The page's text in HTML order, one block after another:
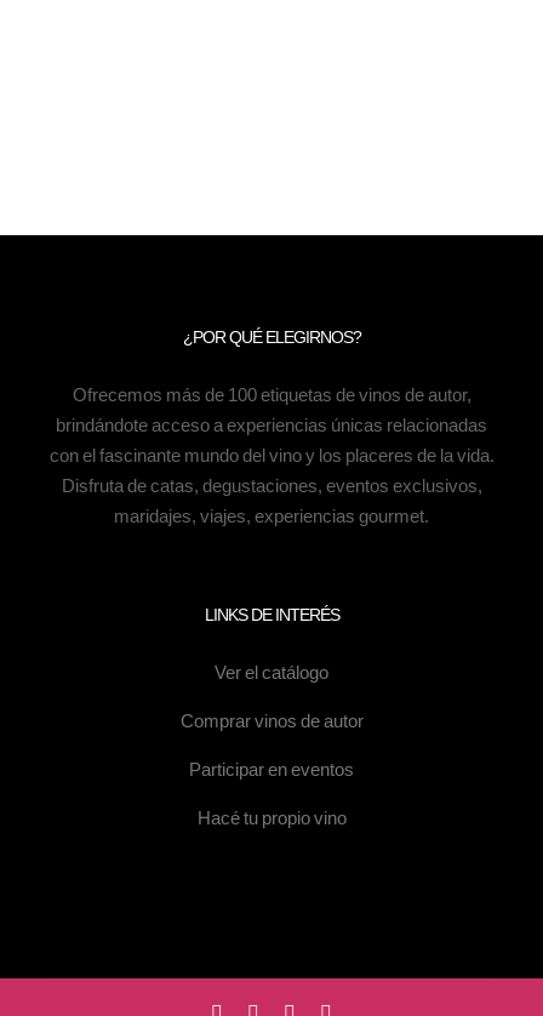
¿POR QUÉ ELEGIRNOS?
Ofrecemos más de 100 etiquetas de vinos de autor,
brindándote acceso a experiencias únicas relacionadas
con el fascinante mundo del vino y los placeres de la vida.
Disfruta de catas, degustaciones, eventos exclusivos,
maridajes, viajes, experiencias gourmet.
LINKS DE INTERÉS
Ver el catálogo
Comprar vinos de autor
Participar en eventos
Hacé tu propio vino